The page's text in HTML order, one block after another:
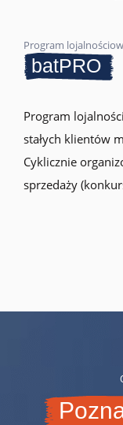
Program
batPRO
Program
stałych klientów
Cyklicznie
sprzedaży